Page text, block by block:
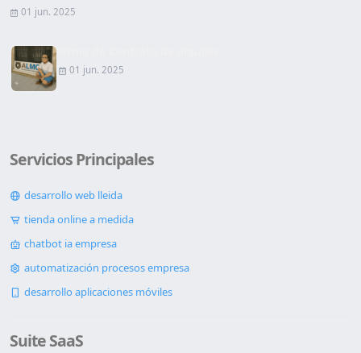
01 jun. 2025
01 jun. 2025
Servicios Principales
desarrollo web lleida
tienda online a medida
chatbot ia empresa
automatización procesos empresa
desarrollo aplicaciones móviles
Suite SaaS